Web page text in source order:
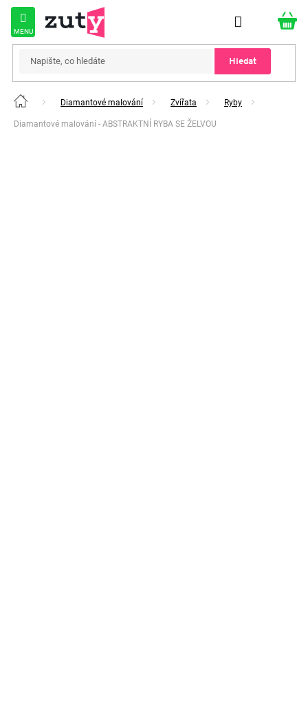
Přejít
obsah
Hledat
Domů Diamantové malování Zvířata Ryby
Diamantové malování - ABSTRAKTNÍ RYBA SE ŽELVOU